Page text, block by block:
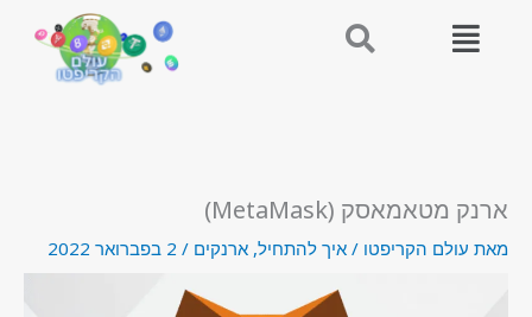
ארנק מטאמאסק (MetaMask)
מאת עולם הקריפטו / איך להתחיל, ארנקים / 2 בפברואר 2022